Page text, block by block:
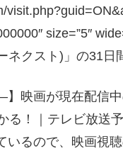
size=”5″
クスト)」の31日
映画が現在配信
る！｜テレビ放送
るので、映画視